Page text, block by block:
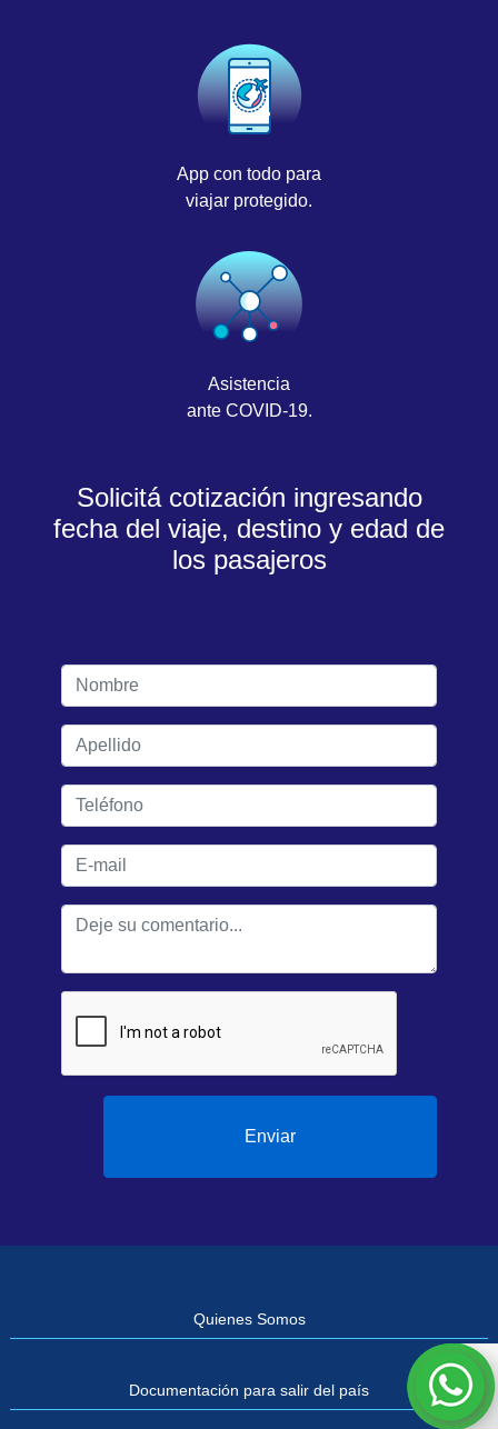
App con todo para
viajar protegido.
Asistencia
ante COVID-19.
Solicitá cotización ingresando
fecha del viaje, destino y edad de
los pasajeros
Enviar
Quienes Somos
Documentación para salir del país